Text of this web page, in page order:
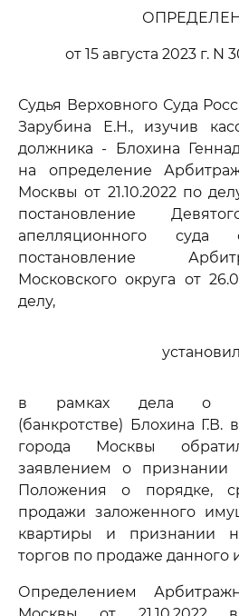
от 15 августа 2023 г. N
Судья Верховного Суда
Зарубина Е.Н., изучив
должника - Блохина
на определение
Москвы от 21.10.2022 по
постановление
апелляционного суда
постановление
Московского округа от
делу,
в рамках дела о
(банкротстве) Блохина
города Москвы
заявлением о признании
Положения о порядке,
продажи заложенного
квартиры и признании
торгов по продаже данного
Определением